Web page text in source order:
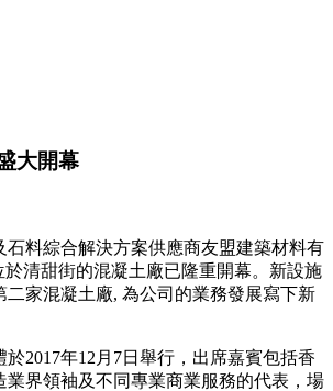
大開幕
石料綜合解決方案供應商友盟建築材料有
於清甜街的混凝土廠已隆重開幕。新設施
二家混凝土廠, 為公司的業務發展寫下新
2017年12月7日舉行，出席嘉賓包括香
業界領袖及不同專業商業服務的代表，場